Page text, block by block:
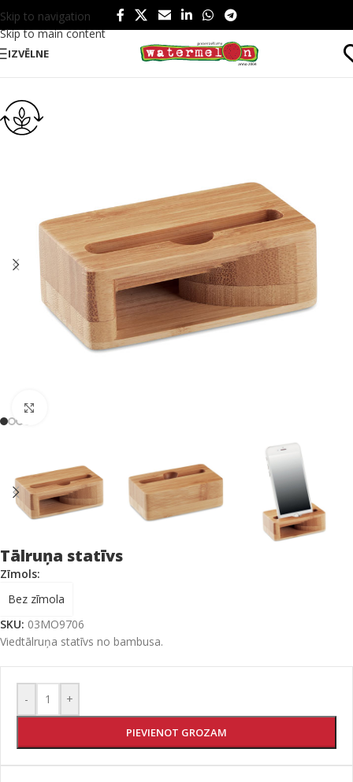
Skip to navigation
Skip to main content
IZVĒLNE
Sākums/ Birojam/ Kancelejas preces
Tālruņa statīvs
Zīmols:
Bez zīmola
SKU: 03MO9706
Viedtālruņa statīvs no bambusa.
- +
PIEVIENOT GROZAM